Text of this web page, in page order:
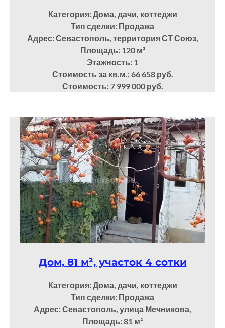
Категория: Дома, дачи, коттеджи
Тип сделки: Продажа
Адрес: Севастополь, территория СТ Союз,
Площадь: 120м²
Этажность: 1
Стоимость за кв.м.: 66 658 руб.
Стоимость: 7 999 000 руб.
Дом, 81 м², участок 4 сотки
Категория: Дома, дачи, коттеджи
Тип сделки: Продажа
Адрес: Севастополь, улица Мечникова,
Площадь: 81 м²